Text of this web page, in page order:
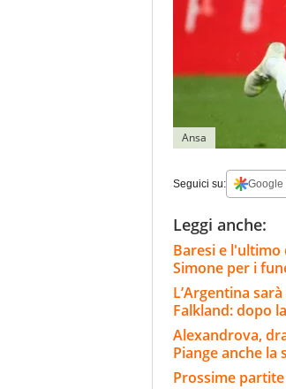
Ansa
Seguici su: Google
Leggi anche:
Baresi e l'ultimo
Simone per i
L’Argentina
Falkland: dopo
Alexandrova,
Piange anche la
Prossime